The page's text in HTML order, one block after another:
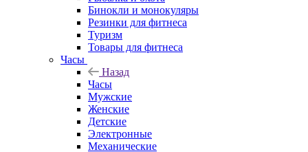
Бинокли и монокуляры
Резинки для фитнеса
Туризм
Товары для фитнеса
Часы
Назад
Часы
Мужские
Женские
Детские
Электронные
Механические